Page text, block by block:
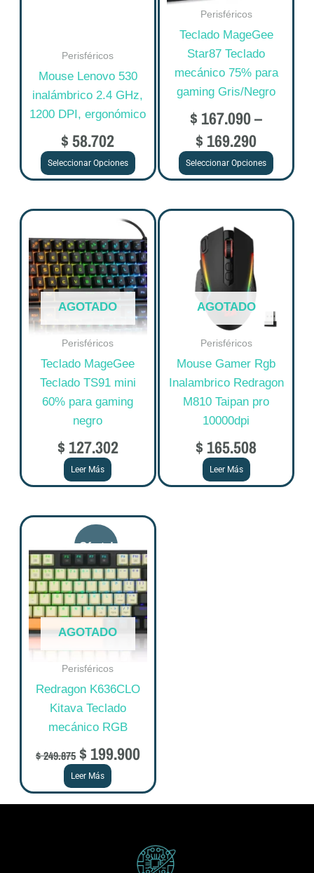
Perisféricos
Mouse Lenovo 530
inalámbrico 2.4 GHz,
1200 DPI, ergonómico
$58.702
Seleccionar Opciones
en
la
página
de
producto
Perisféricos
Teclado MageGee
Star87 Teclado
mecánico 75% para
gaming Gris/Negro
$ 167.090–
$ 169.290
Seleccionar Opciones
elegir
en
la
página
de
producto
AGOTADO
Perisféricos
Teclado MageGee
Teclado TS91 mini
60% para gaming
negro
$ 127.302
Leer Más
AGOTADO
Perisféricos
Mouse Gamer Rgb
Inalambrico Redragon
M810 Taipan pro
10000dpi
$ 165.508
Leer Más
AGOTADO
Perisféricos
Redragon K636CLO
Kitava Teclado
mecánico RGB
$249.875
Original
price
was:
$ 249.875.
$ 199.900
Current
price
is:
$ 199.900.
Leer Más